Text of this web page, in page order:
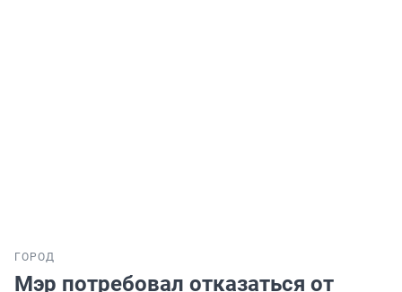
ГОРОД
Мэр потребовал отказаться от